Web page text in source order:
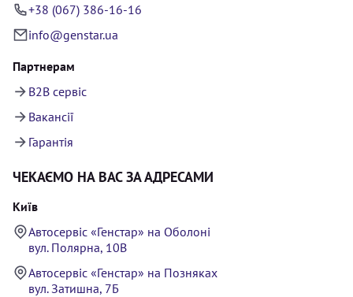
+38 (067) 386-16-16
info@genstar.ua
Партнерам
B2B сервіс
Вакансії
Гарантія
ЧЕКАЄМО НА ВАС ЗА АДРЕСАМИ
Київ
Автосервіс «Генстар» на Оболоні
вул. Полярна, 10В
Автосервіс «Генстар» на Позняках
вул. Затишна, 7Б